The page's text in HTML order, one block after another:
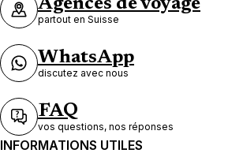
Agences de voyage
partout en Suisse
WhatsApp
discutez avec nous
FAQ
vos questions, nos réponses
INFORMATIONS UTILES